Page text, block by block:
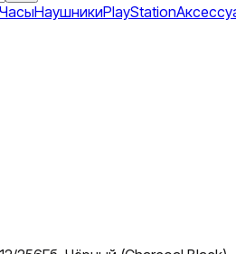
ЧасыНаушникиPlayStation